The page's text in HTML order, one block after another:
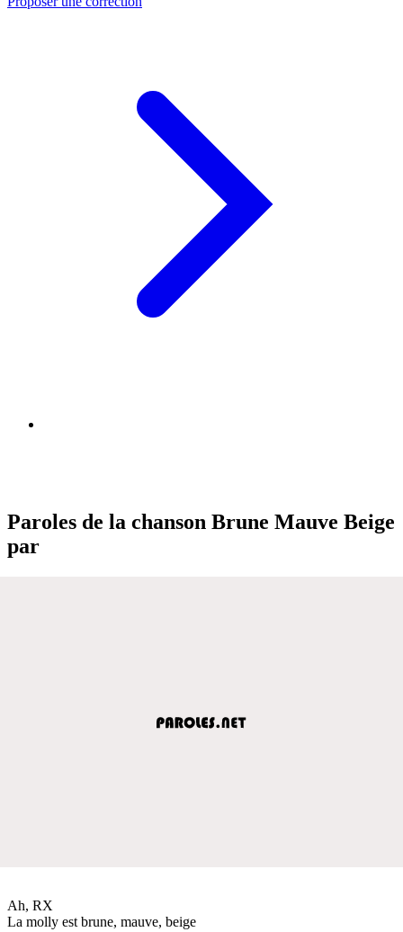
Paroles de la chanson Brune Mauve Beige
par
Ah, RX
La molly est brune, mauve, beige